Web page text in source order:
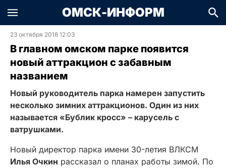
ОМСК-ИНФОРМ
23 октября 2018 12:03
В главном омском парке появится
новый аттракцион с забавным
названием
Новый руководитель парка намерен запустить
несколько зимних аттракционов. Один из них
называется «Бублик кросс» – карусель с
ватрушками.
Новый директор парка имени 30-летия ВЛКСМ
Илья Очкин рассказал о планах работы зимой. По